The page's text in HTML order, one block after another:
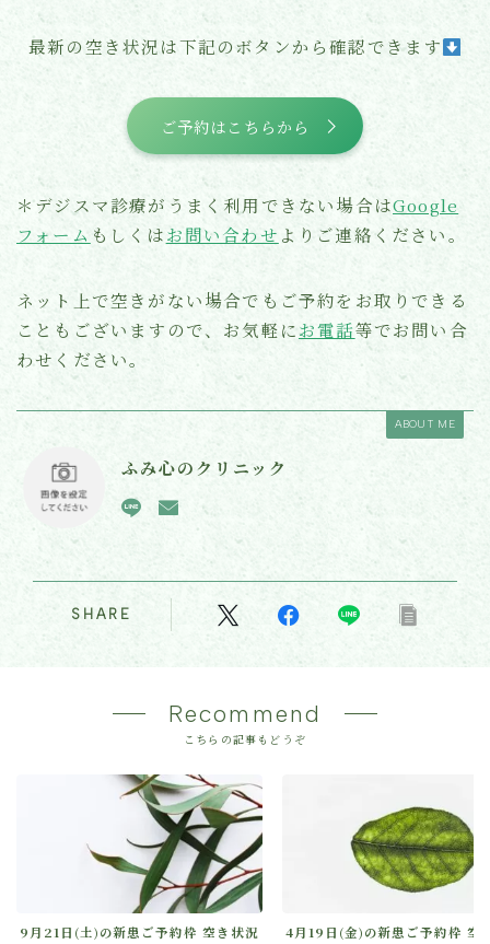
最新の空き状況は下記のボタンから確認できます
ご予約はこちらから
＊デジスマ診療がうまく利用できない場合はGoogle
フォーム もしくはお問い合わせ よりご連絡ください。
ネット上で空きがない場合でもご予約をお取りできる
こともございますので、お気軽にお電話等でお問い合
わせください。
ABOUT ME
ふみ心のクリニック
SHARE
Recommend
こちらの記事もどうぞ
9月21日(土)の新患ご予約枠 空き状況
4月19日(金)の新患ご予約枠 空